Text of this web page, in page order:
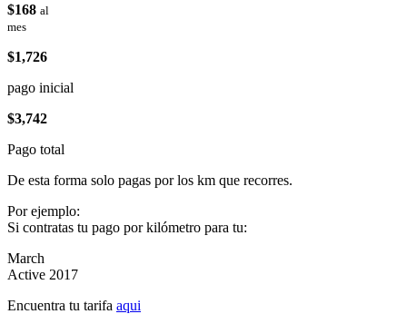
$168 al
mes
$1,726
pago inicial
$3,742
Pago total
De esta forma solo pagas por los km que recorres.
Por ejemplo:
Si contratas tu pago por kilómetro para tu:
March
Active 2017
Encuentra tu tarifa aqui